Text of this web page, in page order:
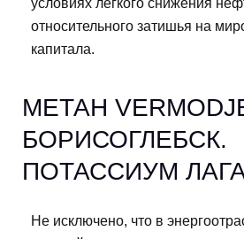
условиях легкого снижения
относительного затишья на
капитала.
МЕТАН
БОРИСОГЛЕБСК.
ПОТАССИУМ
Не исключено, что в